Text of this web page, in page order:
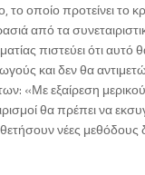
οποίο προτείνει το
από τα
πιστεύει ότι αυτό
και δεν θα
«Με εξαίρεση
θα πρέπει να
νέες μεθόδους